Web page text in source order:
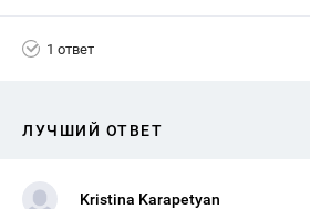
1 ответ
ЛУЧШИЙ ОТВЕТ
Kristina Karapetyan